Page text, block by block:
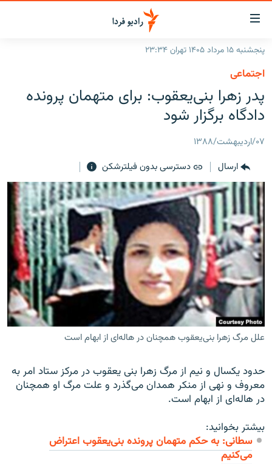
لینک‌های
قابلیت
دسترسی
بازگشت
منوی
اصلی
رفتن
صفحه
جستجو
جهان
برنامه‌های رادیویی
فرکانس‌ها
پادکست
چندرسانه‌ای
گزارش‌های تصویری
گزارش‌های ویدئویی
زنان فردا
English
به ما بپیوندید
زبان‌های دیگر
پنجشنبه ۱۵ مرداد ۱۴۰۵ تهران ۲۳:۳۴
اجتماعی
پدر زهرا بنی‌یعقوب: برای متهمان پرونده
دادگاه برگزار شود
۰۷/اردیبهشت/۱۳۸۸
ارسال
دسترسی بدون فیلترشکن
علل مرگ زهرا بنی‌یعقوب همچنان در هاله‌ای از ابهام است
حدود یکسال و نیم از مرگ زهرا بنی یعقوب در مرکز ستاد امر به
معروف و نهی از منکر همدان می‌گذرد و علت مرگ او همچنان
در هاله‌ای از ابهام است.
بیشتر بخوانید:
سطانی: به حکم متهمان پرونده بنی‌یعقوب اعتراض
می‌کنیم